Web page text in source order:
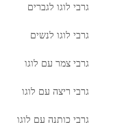
גרבי לוגו לגברים
גרבי לוגו לנשים
גרבי צמר עם לוגו
גרבי ריצה עם לוגו
גרבי כותנה עם לוגו